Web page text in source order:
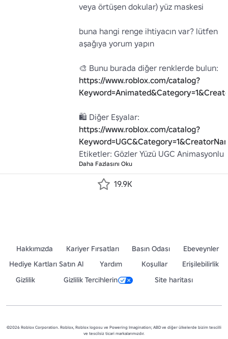
veya örtüşen dokular) yüz maskesi
buna hangi renge ihtiyacın var? lütfen
aşağıya yorum yapın
https://www.roblox.com/catalog?
https://www.roblox.com/catalog?
Etiketler: Gözler Yüzü UGC Animasyonlu
Daha Fazlasını Oku
19.9K
Hakkımızda Kariyer Fırsatları Basın Odası
Ebeveynler
Hediye Kartları Satın Al
Yardım Koşullar
Erişilebilirlik
Gizlilik
Gizlilik Tercihlerin Site haritası
©2026 Roblox Corporation. Roblox, Roblox logosu ve Powering Imagination; ABD ve diğer ülkelerde bizim tescilli
ve tescilsiz ticari markalarımızdır.